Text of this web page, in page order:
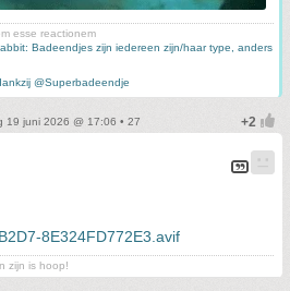
esse reactionem
Badeendjes zijn iedereen zijn/haar type, anders
@Superbadeendje
19 juni 2026 @ 17:06 • 27
zijn is hoop!